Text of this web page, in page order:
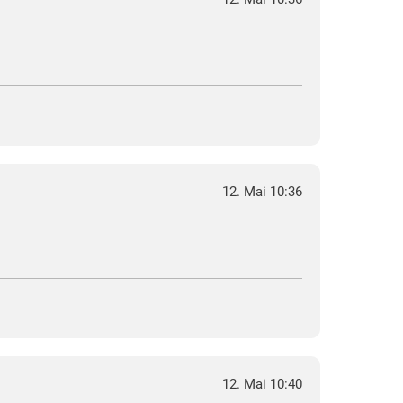
12. Mai 10:36
12. Mai 10:40